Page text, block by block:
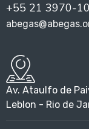
+55 21 3970-
Av. Ataulfo de
Leblon - Rio de